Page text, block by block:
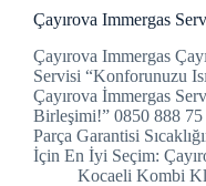
Hacklink panel
Hacklink panel
Hacklink panel
Çayırova Immergas
Çayırova Immergas
Servisi “Konforunuzu
Çayırova İmmergas
Birleşimi!” 0850 888
Parça Garantisi
İçin En İyi Seçim:
Kocaeli Kombi